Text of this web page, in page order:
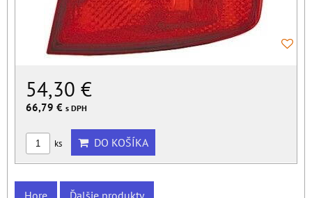
54,30 €
66,79 € s DPH
ks DO KOŠÍKA
Hore Ďalšie produkty